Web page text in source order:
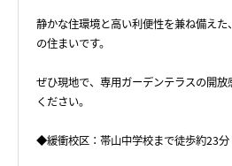
静かな住環境と高い利便性を兼ね備え
の住まいです。
ぜひ現地で、専用ガーデンテラスの開
ください。
◆緩衝校区：帯山中学校まで徒歩約23分